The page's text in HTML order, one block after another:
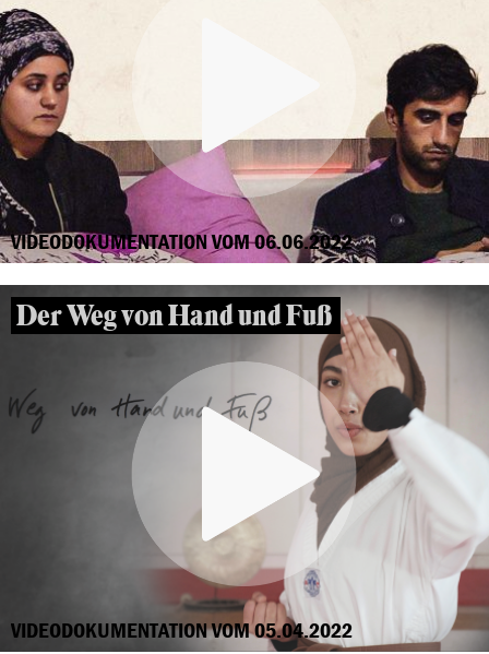
VIDEODOKUMENTATION VOM 06.06.2022
Der Weg von Hand und Fuß
VIDEODOKUMENTATION VOM 05.04.2022